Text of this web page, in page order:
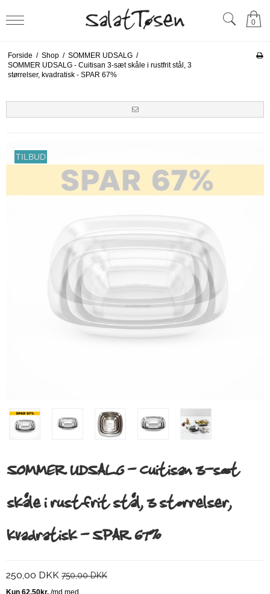
0
Forside / Shop / SOMMER UDSALG /
SOMMER UDSALG - Cuitisan 3-sæt skåle i rustfrit stål, 3
størrelser, kvadratisk - SPAR 67%
TILBUD
SOMMER UDSALG - Cuitisan 3-sæt
skåle i rustfrit stål, 3 størrelser,
kvadratisk - SPAR 67%
250,00 DKK 750,00 DKK